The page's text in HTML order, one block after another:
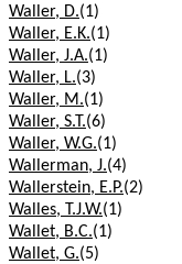
Waller, D.(1)
Waller, E.K.(1)
Waller, J.A.(1)
Waller, L.(3)
Waller, M.(1)
Waller, S.T.(6)
Waller, W.G.(1)
Wallerman, J.(4)
Wallerstein, E.P.(2)
Walles, T.J.W.(1)
Wallet, B.C.(1)
Wallet, G.(5)